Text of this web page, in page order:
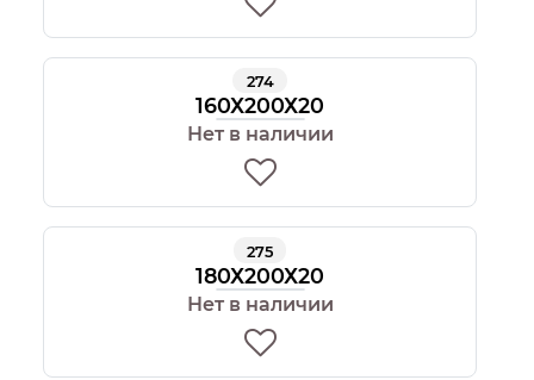
274
160Х200Х20
Нет в наличии
275
180Х200Х20
Нет в наличии